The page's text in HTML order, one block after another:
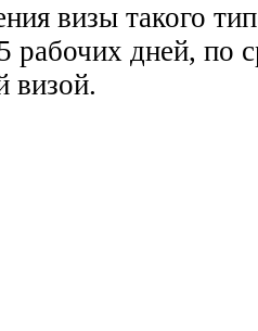
визы такого
рабочих дней, по
визой.